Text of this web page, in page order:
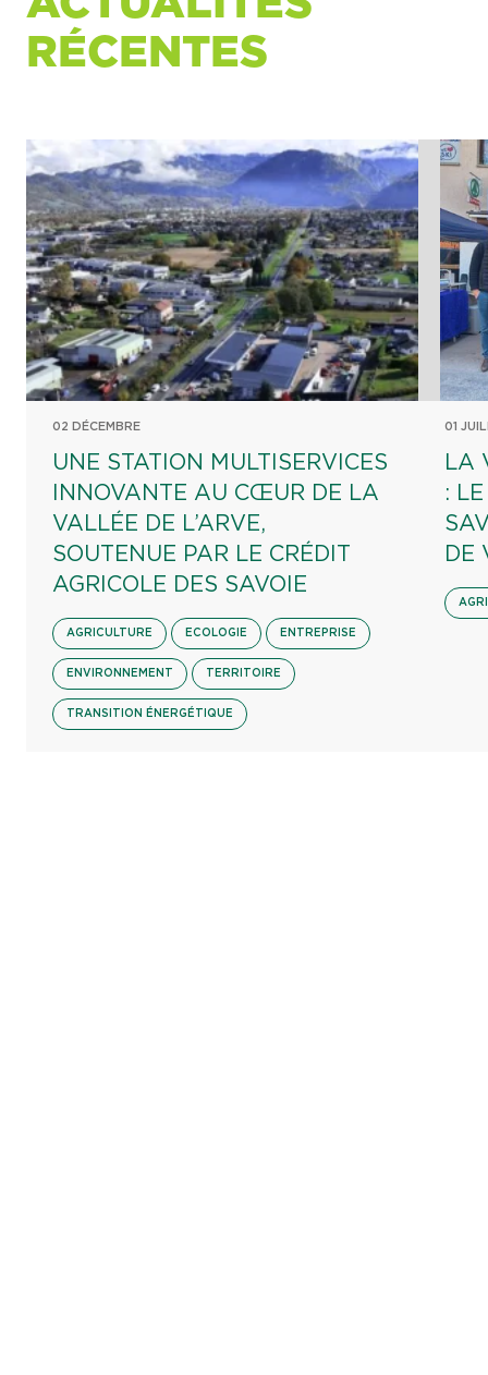
RÉCENTES
02 DÉCEMBRE
UNE STATION MULTISERVICES
INNOVANTE AU CŒUR DE LA
VALLÉE DE L’ARVE,
SOUTENUE PAR LE CRÉDIT
AGRICOLE DES SAVOIE
AGRICULTURE ECOLOGIE ENTREPRISE
ENVIRONNEMENT TERRITOIRE
TRANSITION ÉNERGÉTIQUE
01
LA
:
DE